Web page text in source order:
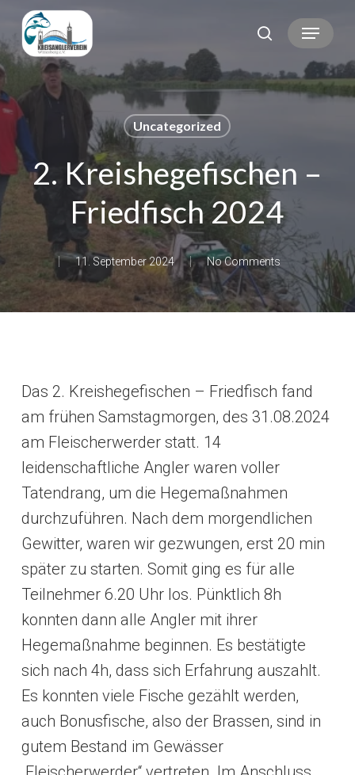
Skip
to
main
content
search
Menu
Uncategorized
2. Kreishegefischen –
Friedfisch 2024
11. September 2024 No Comments
Das 2. Kreishegefischen – Friedfisch fand
am frühen Samstagmorgen, des 31.08.2024
am Fleischerwerder statt. 14
leidenschaftliche Angler waren voller
Tatendrang, um die Hegemaßnahmen
durchzuführen. Nach dem morgendlichen
Gewitter, waren wir gezwungen, erst 20 min
später zu starten. Somit ging es für alle
Teilnehmer 6.20 Uhr los. Pünktlich 8h
konnten dann alle Angler mit ihrer
Hegemaßnahme beginnen. Es bestätigte
sich nach 4h, dass sich Erfahrung auszahlt.
Es konnten viele Fische gezählt werden,
auch Bonusfische, also der Brassen, sind in
gutem Bestand im Gewässer